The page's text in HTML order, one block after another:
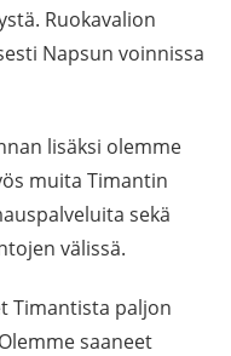
Ruokavalion
Napsun voinnissa
lisäksi olemme
muita Timantin
sekä
välissä.
Timantista paljon
saaneet